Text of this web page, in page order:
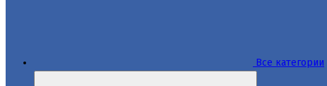
Все категории